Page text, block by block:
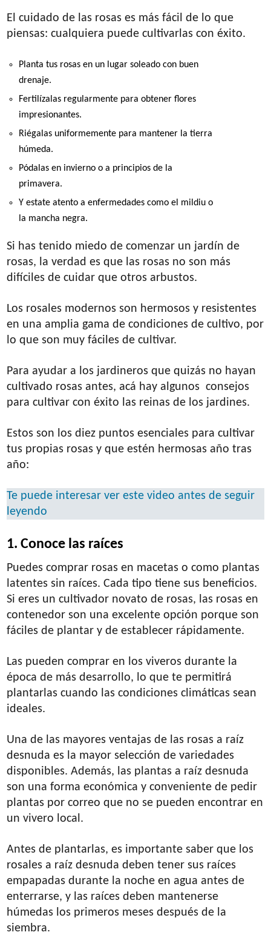
El cuidado de las rosas es más fácil de lo que
piensas: cualquiera puede cultivarlas con éxito.
Planta tus rosas en un lugar soleado con buen
drenaje.
Fertilízalas regularmente para obtener flores
impresionantes.
Riégalas uniformemente para mantener la tierra
húmeda.
Pódalas en invierno o a principios de la
primavera.
Y estate atento a enfermedades como el mildiu o
la mancha negra.
Si has tenido miedo de comenzar un jardín de
rosas, la verdad es que las rosas no son más
difíciles de cuidar que otros arbustos.
Los rosales modernos son hermosos y resistentes
en una amplia gama de condiciones de cultivo, por
lo que son muy fáciles de cultivar.
Para ayudar a los jardineros que quizás no hayan
cultivado rosas antes, acá hay algunos consejos
para cultivar con éxito las reinas de los jardines.
Estos son los diez puntos esenciales para cultivar
tus propias rosas y que estén hermosas año tras
año:
Te puede interesar ver este video antes de seguir
leyendo
1. Conoce las raíces
Puedes comprar rosas en macetas o como plantas
latentes sin raíces. Cada tipo tiene sus beneficios.
Si eres un cultivador novato de rosas, las rosas en
contenedor son una excelente opción porque son
fáciles de plantar y de establecer rápidamente.
Las pueden comprar en los viveros durante la
época de más desarrollo, lo que te permitirá
plantarlas cuando las condiciones climáticas sean
ideales.
Una de las mayores ventajas de las rosas a raíz
desnuda es la mayor selección de variedades
disponibles. Además, las plantas a raíz desnuda
son una forma económica y conveniente de pedir
plantas por correo que no se pueden encontrar en
un vivero local.
Antes de plantarlas, es importante saber que los
rosales a raíz desnuda deben tener sus raíces
empapadas durante la noche en agua antes de
enterrarse, y las raíces deben mantenerse
húmedas los primeros meses después de la
siembra.